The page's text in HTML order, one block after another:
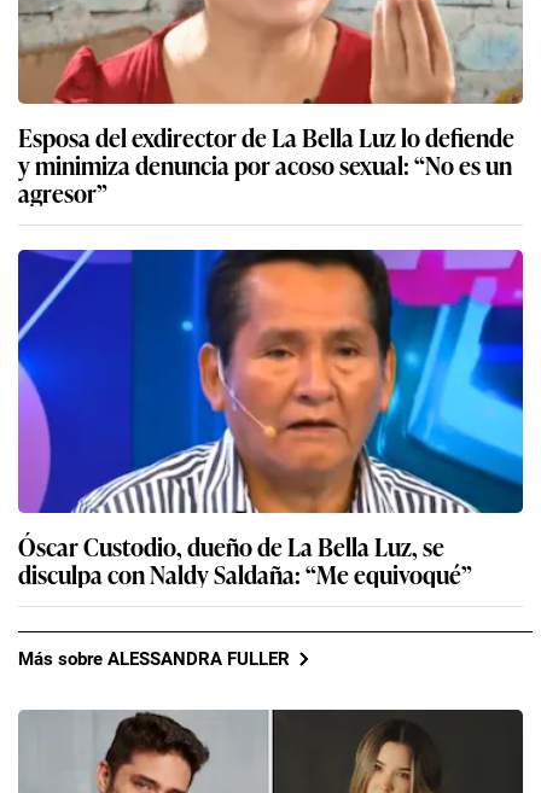
Esposa del exdirector de La Bella Luz lo defiende
y minimiza denuncia por acoso sexual: “No es un
agresor”
Óscar Custodio, dueño de La Bella Luz, se
disculpa con Naldy Saldaña: “Me equivoqué”
Más sobre ALESSANDRA FULLER